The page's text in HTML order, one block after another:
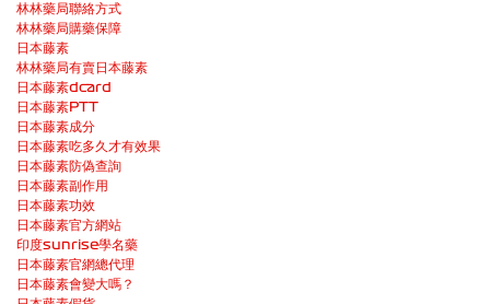
林林藥局聯絡方式
林林藥局購藥保障
日本藤素
林林藥局有賣日本藤素
日本藤素dcard
日本藤素PTT
日本藤素成分
日本藤素吃多久才有效果
日本藤素防偽查詢
日本藤素副作用
日本藤素功效
日本藤素官方網站
印度sunrise學名藥
日本藤素官網總代理
日本藤素會變大嗎？